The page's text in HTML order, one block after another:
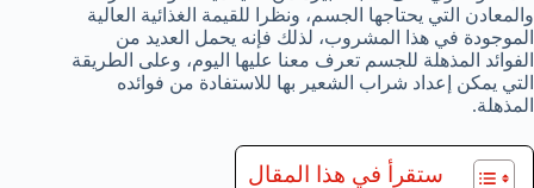
والمعادن التي يحتاجها الجسم، ونظرا للقيمة الغذائية العالية
الموجودة في هذا المشروب، لذلك فإنه يحمل العديد من
الفوائد المذهلة للجسم تعرف معنا عليها اليوم، وعلى الطريقة
التي يمكن إعداد شراب الشعير بها للاستفادة من فوائده
المذهلة.
ستقرأ في هذا المقال